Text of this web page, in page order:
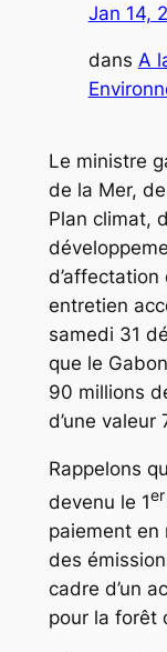
Jan 14,
dans A
Le ministre
de la Mer,
Plan climat,
d’affectation
entretien
samedi 31
que le
90 millions
d’une valeur
Rappelons
devenu le 1er
paiement en
des
cadre d’un
pour la forêt